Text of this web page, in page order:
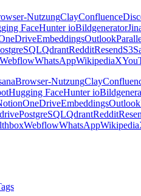
NutzungClayConfluence
FaceHunter ioBildgenerator
EmbeddingsOutlook
QdrantRedditResendS3
WebflowWhatsAppWikipediaX
Browser-NutzungClay
Hugging FaceHunter io
OneDriveEmbeddingsOutlook
PostgreSQLQdrantReddit
WebflowWhatsAppWikipedia